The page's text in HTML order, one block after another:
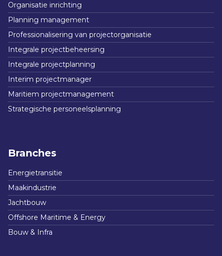
Organisatie inrichting
Planning management
Professionalisering van projectorganisatie
Integrale projectbeheersing
Integrale projectplanning
Interim projectmanager
Maritiem projectmanagement
Strategische personeelsplanning
Branches
Energietransitie
Maakindustrie
Jachtbouw
Offshore Maritime & Energy
Bouw & Infra